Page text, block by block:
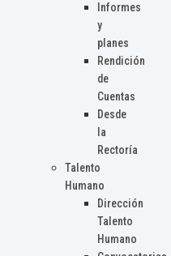
Informes
y
planes
Rendición
de
Cuentas
Desde
la
Rectoría
Talento
Humano
Dirección
Talento
Humano